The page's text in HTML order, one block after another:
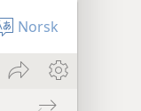
Norsk